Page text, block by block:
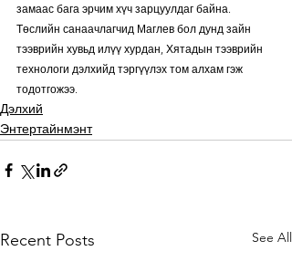
замаас бага эрчим хүч зарцуулдаг байна.
Төслийн санаачлагчид Маглев бол дунд зайн
тээврийн хувьд илүү хурдан, Хятадын тээврийн
технологи дэлхийд тэргүүлэх том алхам гэж
тодотгожээ.
Дэлхий
Энтертайнмэнт
Recent Posts See All